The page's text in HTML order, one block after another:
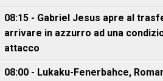
08:15 - Gabriel Jesus apre al
arrivare in azzurro ad una
attacco
08:00 - Lukaku-Fenerbahce,